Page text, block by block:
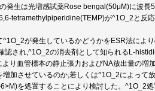
発生は光増感試薬Rose bengal(50μM)に波
tetramethylpiperidine(TEMP)が^1O_2と反
^1O_2が発生しているかどうかをESR法に
認され,^1O_2の消去剤として知られるL-
り血管標本の静止張力およびNA放出量の
増加させているのか,若しくは^1O_2によっ
を処置することにより検討した。^1O_2